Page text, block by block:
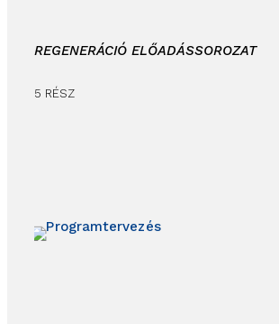
REGENERÁCIÓ ELŐADÁSSOROZAT
5 RÉSZ